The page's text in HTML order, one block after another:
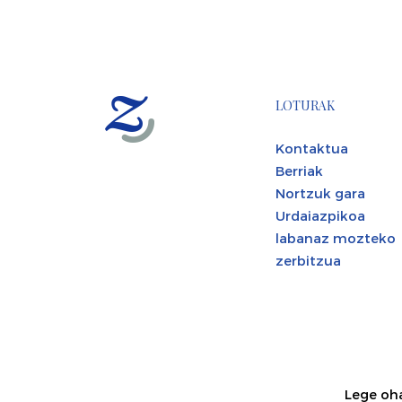
LOTURAK
Kontaktua
Berriak
Nortzuk gara
Urdaiazpikoa
labanaz mozteko
zerbitzua
Lege